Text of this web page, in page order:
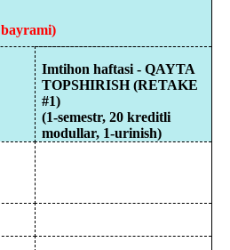
bayrami)
Imtihon haftasi- QAYTA
TOPSHIRISH (RETAKE
#1)
(1-semestr, 20kreditli
modullar, 1-urinish)